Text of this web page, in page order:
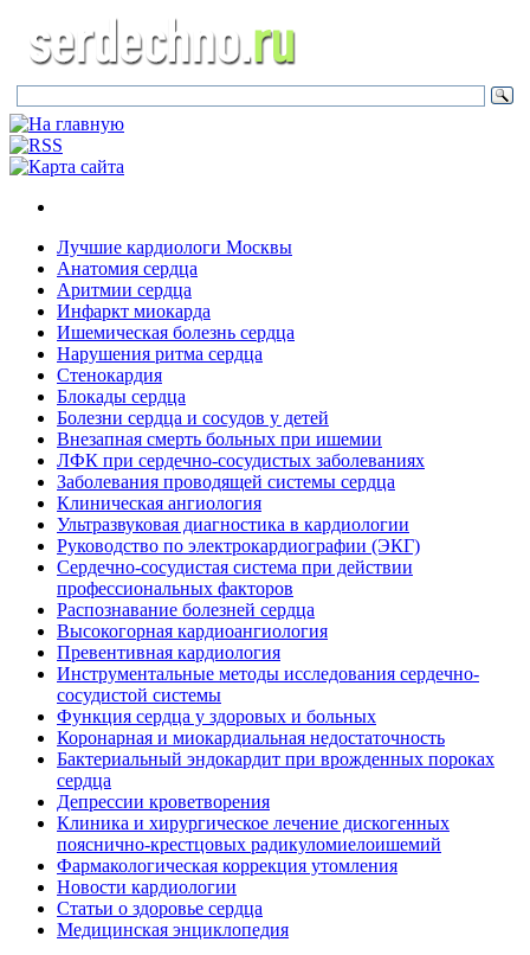
Лучшие кардиологи Москвы
Анатомия сердца
Аритмии сердца
Инфаркт миокарда
Ишемическая болезнь сердца
Нарушения ритма сердца
Стенокардия
Блокады сердца
Болезни сердца и сосудов у детей
Внезапная смерть больных при ишемии
ЛФК при сердечно-сосудистых заболеваниях
Заболевания проводящей системы сердца
Клиническая ангиология
Ультразвуковая диагностика в кардиологии
Руководство по электрокардиографии (ЭКГ)
Сердечно-сосудистая система при действии
профессиональных факторов
Распознавание болезней сердца
Высокогорная кардиоангиология
Превентивная кардиология
Инструментальные методы исследования сердечно-
сосудистой системы
Функция сердца у здоровых и больных
Коронарная и миокардиальная недостаточность
Бактериальный эндокардит при врожденных пороках
сердца
Депрессии кроветворения
Клиника и хирургическое лечение дискогенных
пояснично-крестцовых радикуломиелоишемий
Фармакологическая коррекция утомления
Новости кардиологии
Статьи о здоровье сердца
Медицинская энциклопедия